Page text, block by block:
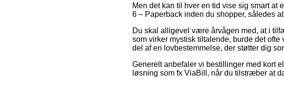
Men det kan til hver en tid vise sig smart at
6 – Paperback inden du shopper, således
Du skal alligevel være årvågen med, at i
som virker mystisk tiltalende, burde det
del af en lovbestemmelse, der støtter dig
Generelt anbefaler vi bestillinger med kort
løsning som fx ViaBill, når du tilstræber at